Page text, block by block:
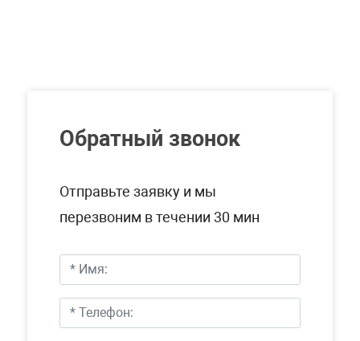
Обратный звонок
Отправьте заявку и мы
перезвоним в течении 30 мин